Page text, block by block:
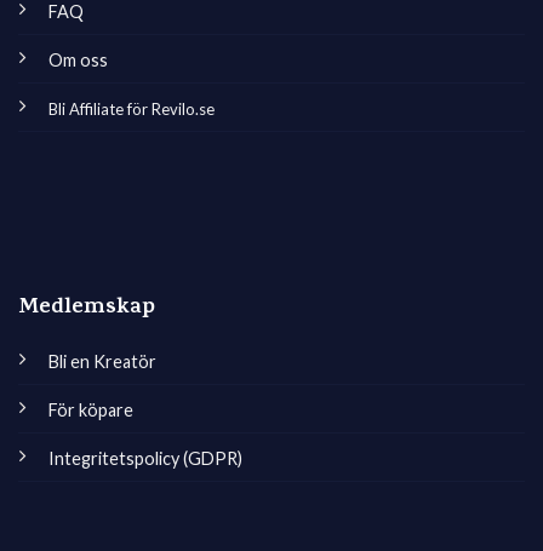
FAQ
Om oss
Bli Affiliate för Revilo.se
Medlemskap
Bli en Kreatör
För köpare
Integritetspolicy (GDPR)